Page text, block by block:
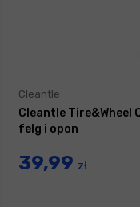
Cleantle
Cleantle Tire&Wheel
felg i opon
39,99 zł